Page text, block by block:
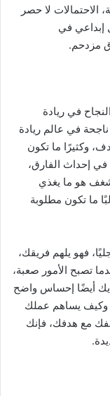
لا حصر
إبداعي في
مزدحم.
في ريادة
في عالم ريادة
وكثيرًا ما تكون
في إحداث الفارق،
هو ما يغذي
ما تكون مطلوبة
فهو يلهم فريقك،
تصبح الأمور صعبة،
أيضًا إحساس واضح
وكيف يساهم عملك
مع هدفك، فإنك